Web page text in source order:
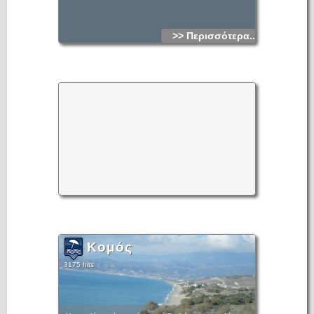
>> Περισσότερα...
Κομός
3175 hits